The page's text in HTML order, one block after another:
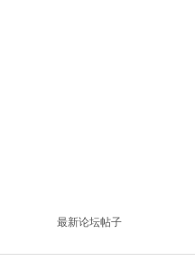
最新论坛帖子